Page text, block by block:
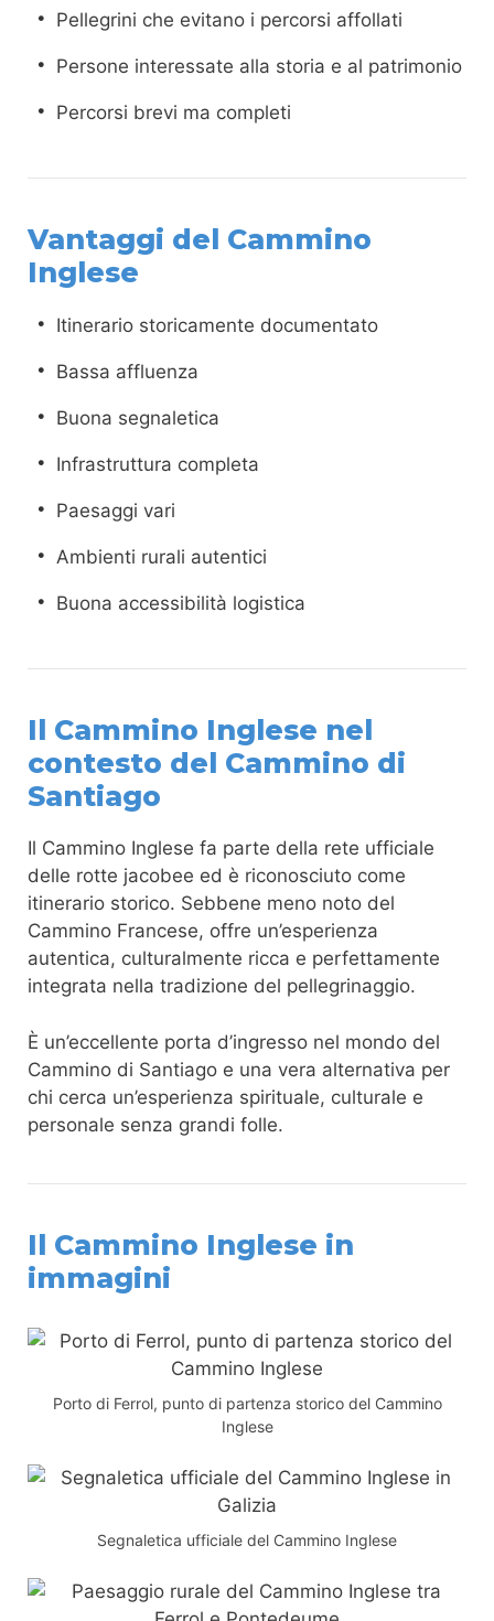
Pellegrini che evitano i percorsi affollati
Persone interessate alla storia e al patrimonio
Percorsi brevi ma completi
Vantaggi del Cammino
Inglese
Itinerario storicamente documentato
Bassa affluenza
Buona segnaletica
Infrastruttura completa
Paesaggi vari
Ambienti rurali autentici
Buona accessibilità logistica
Il Cammino Inglese nel
contesto del Cammino di
Santiago
Il Cammino Inglese fa parte della rete ufficiale
delle rotte jacobee ed è riconosciuto come
itinerario storico. Sebbene meno noto del
Cammino Francese, offre un’esperienza
autentica, culturalmente ricca e perfettamente
integrata nella tradizione del pellegrinaggio.
È un’eccellente porta d’ingresso nel mondo del
Cammino di Santiago e una vera alternativa per
chi cerca un’esperienza spirituale, culturale e
personale senza grandi folle.
Il Cammino Inglese in
immagini
Porto di Ferrol, punto di partenza storico del Cammino
Inglese
Segnaletica ufficiale del Cammino Inglese